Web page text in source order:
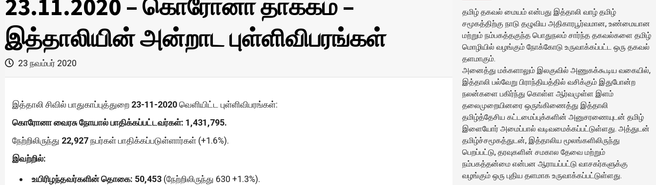
23.11.2020 – கொரோனா தாக்கம் –
இத்தாலியின் அன்றாட புள்ளிவிபரங்கள்
23 நவம்பர் 2020
இத்தாலி சிவில் பாதுகாப்புத்துறை 23-11-2020வெளியிட்ட புள்ளிவிபரங்கள்:
கொரோனா வைரசு நோயால் பாதிக்கப்பட்டவர்கள்: 1,431,795.
நேற்றிலிருந்து 22,927நபர்கள் பாதிக்கப்படுள்ளார்கள் (+1.6%).
இவற்றில்:
உயிரிழந்தவர்களின் தொகை: 50,453 (நேற்றிலிருந்து 630 +1.3%).
தமிழ் தகவல் மையம் என்பது இத்தாலி வாழ் தமிழ்
சமூகத்திற்கு நாடு தழுவிய அதிகாரபூர்வமான, உண்மையான
மற்றும் நம்பகத்தகுந்த பொதுநலம் சார்ந்த தகவல்களை தமிழ்
மொழியில் வழங்கும் நோக்கோடு உருவாக்கப்பட்ட ஒரு தகவல்
தளமாகும்.
அனைத்து மக்களாலும் இலகுவில் அணுகக்கூடிய வகையில்,
இத்தாலி பல்வேறு பிராந்தியத்தில் வசிக்கும் இதுபோன்ற
நலன்களை பகிர்ந்து கொள்ள ஆர்வமுள்ள இளம்
தலைமுறையினரை ஒருங்கிணைத்து இத்தாலி
தமிழ்த்தேசிய கட்டமைப்புக்களின் அனுசரணையுடன் தமிழ்
இளையோர் அமைப்பால் வடிவமைக்கப்பட்டுள்ளது. அத்துடன்
தமிழ்ச்சமூகத்துடன், இத்தாலிய மூலங்களிலிருந்து
பெறப்பட்டு, தரவுகளின் சமகால தேவை மற்றும்
நம்பகத்தன்மை என்பன ஆராயப்பட்டு வாசகர்களுக்கு
வழங்கும் ஒரு புதிய தளமாக உருவாக்கப்பட்டுள்ளது.